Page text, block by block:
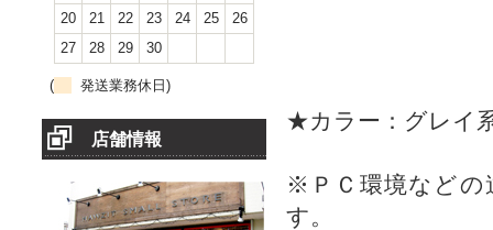
20
21 22 23 24 25
26
27
28 29 30
( 発送業務休日)
店舗情報
★カラー：グレイ
※ＰＣ環境などの
す。